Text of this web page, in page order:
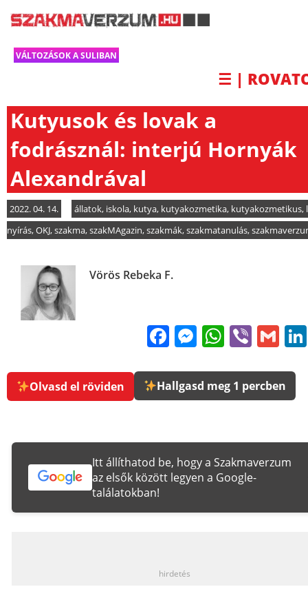
VÁLTOZÁSOK A SULIBAN
☰ |
Kutyusok és lovak a
fodrásznál: interjú Hornyák
Alexandrával
2022. 04. 14. állatok, iskola, kutya, kutyakozmetika, kutyakozmetikus,
nyírás,OKJ,szakma,szakMAgazin,szakmák,szakmatanulás,
Vörös Rebeka F.
FacebookViber
Olvasd el röviden Hallgasd meg 1 percben
Itt állíthatod be, hogy a Szakmaverzum
az elsők között legyen a Google-
találatokban!
hirdetés